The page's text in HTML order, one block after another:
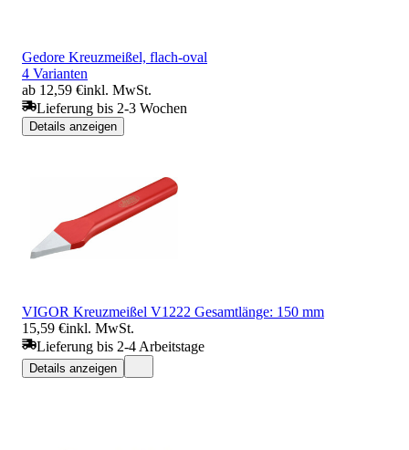
Gedore Kreuzmeißel, flach-oval
4 Varianten
ab 12,59 €inkl. MwSt.
Lieferung bis 2-3 Wochen
Details anzeigen
VIGOR Kreuzmeißel V1222 Gesamtlänge: 150 mm
15,59 €inkl. MwSt.
Lieferung bis 2-4 Arbeitstage
Details anzeigen